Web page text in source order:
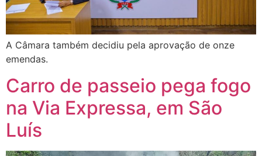
A Câmara também decidiu pela aprovação de onze
emendas.
Carro de passeio pega fogo
na Via Expressa, em São
Luís